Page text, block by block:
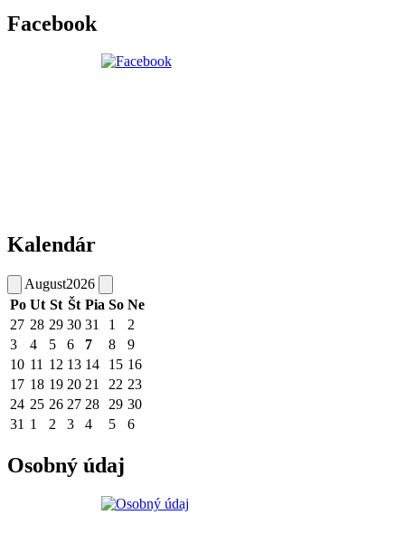
Facebook
Kalendár
August2026
Po Ut St Št Pia So Ne
27 28 29 30 31 1
2
3
4 5 6 7 8
9
10 11 12 13 14 15 16
17 18 19 20 21 22 23
24 25 26 27 28 29 30
31 1 2 3 4 5 6
Osobný údaj